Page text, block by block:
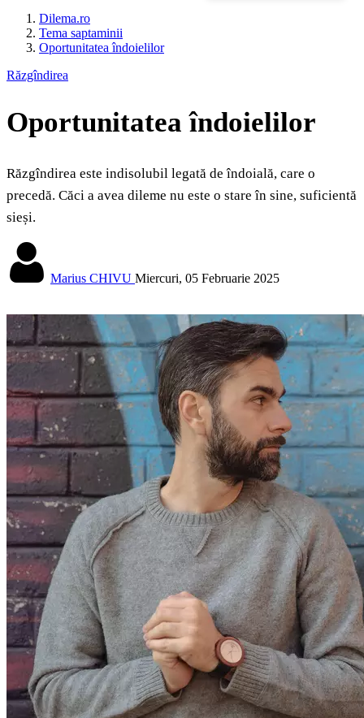
Dilema.ro
Tema saptaminii
Oportunitatea îndoielilor
Răzgîndirea
Oportunitatea îndoielilor
Răzgîndirea este indisolubil legată de îndoială, care o
precedă. Căci a avea dileme nu este o stare în sine, suficientă
sieși.
Marius CHIVU Miercuri, 05 Februarie 2025